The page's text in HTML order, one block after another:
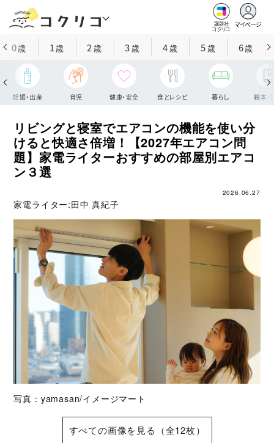
講談社
コクリコ
マイページ
0歳 1歳 2 歳 3歳 4歳 5歳 6歳
妊娠・出産 育児 健康・安全 食とレシピ 暮らし 絵本・
リビングと寝室でエアコンの機能を使い分
けると快適さ倍増！【2027年エアコン問
題】家電ライターおすすめの部屋別エアコ
ン３選
2026.06.27
家電ライター:田中 真紀子
写真：yamasan/イメージマート
すべての画像を見る（全12枚）